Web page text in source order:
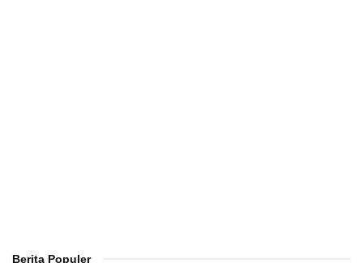
Berita Populer